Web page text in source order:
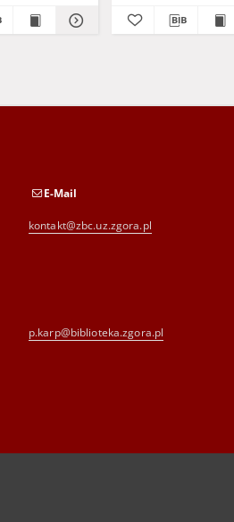
E-Mail
kontakt@zbc.uz.zgora.pl
p.karp@biblioteka.zgora.pl